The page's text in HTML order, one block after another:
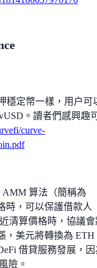
穩定幣一樣，用户可
。讀者們感興趣
curve-
AMM 算法（簡稱為
時，可以保護借款人
清算價格時，協議會
，美元將轉換為 ETH
借貸服務發展，因
險。